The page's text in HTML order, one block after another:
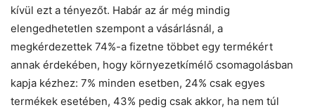
kívül ezt a tényezőt. Habár az ár még mindig
elengedhetetlen szempont a vásárlásnál, a
megkérdezettek 74%-a fizetne többet egy termékért
annak érdekében, hogy környezetkímélő csomagolásban
kapja kézhez: 7% minden esetben, 24% csak egyes
termékek esetében, 43% pedig csak akkor, ha nem túl